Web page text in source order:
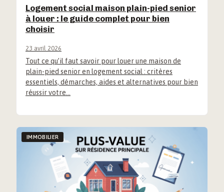
Logement social maison plain-pied senior
à louer : le guide complet pour bien
choisir
23 avril 2026
Tout ce qu’il faut savoir pour louer une maison de
plain-pied senior en logement social : critères
essentiels, démarches, aides et alternatives pour bien
réussir votre…
IMMOBILIER